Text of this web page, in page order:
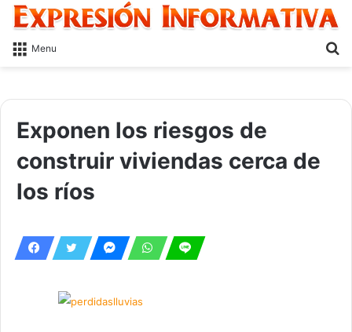
Menu
Exponen los riesgos de
construir viviendas cerca de
los ríos